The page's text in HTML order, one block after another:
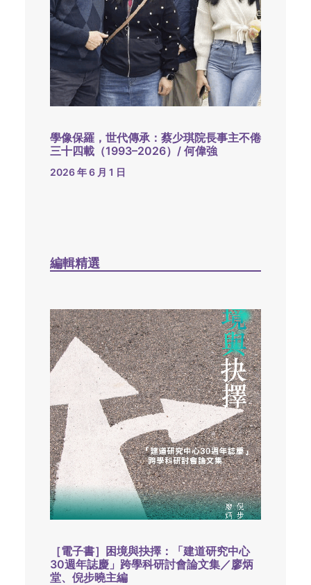
學像保羅，世代傳承：蔡少琪院長事主不倦
三十四載（1993–2026）/ 何偉強
2026 年 6 月 1 日
編輯精選
［電子書］困境與抉擇：「建道研究中心
30週年誌慶」跨學科研討會論文集／廖炳
堂、倪步曉主編